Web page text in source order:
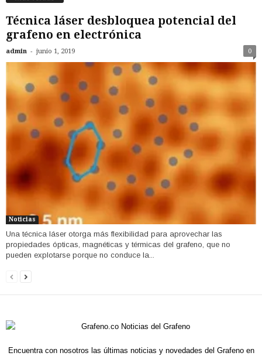
Técnica láser desbloquea potencial del
grafeno en electrónica
admin - junio 1, 2019 0
Noticias
Una técnica láser otorga más flexibilidad para aprovechar las
propiedades ópticas, magnéticas y térmicas del grafeno, que no
pueden explotarse porque no conduce la...
Encuentra con nosotros las últimas noticias y novedades del Grafeno en